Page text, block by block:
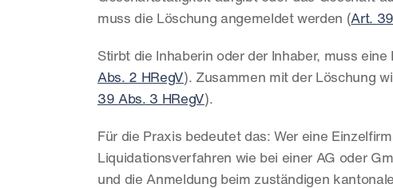
muss die Löschung angemeldet werden (Art.
Stirbt die Inhaberin oder der Inhaber, muss
Abs. 2 HRegV). Zusammen mit der Löschung
39 Abs. 3 HRegV).
Für die Praxis bedeutet das: Wer eine
Liquidationsverfahren wie bei einer AG oder
und die Anmeldung beim zuständigen